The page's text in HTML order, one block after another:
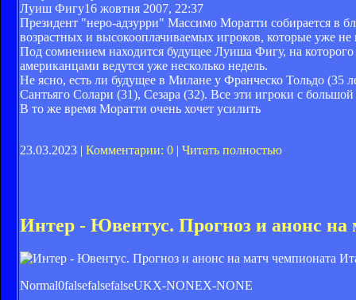
Луиш Фигу16 жовтня 2007, 22:37
Президент "неро-адзурри" Массимо Моратти собирается в
возрастных и высокооплачиваемых игроков, которые уже
Под сомнением находится будущее Луиша Фигу, на
американцами ведутся уже несколько недель.
Не ясно, есть ли будущее в Милане у Франческо Тольдо (35
Сантьяго Солари (31), Сезара (32). Все эти игроки с
В то же время Моратти очень хочет усилить
23.03.2023 | Комментарии: 0 | Читать полностью
Интер - Ювентус. Прогноз и анонс на
Normal0falsefalsefalseUKX-NONEX-NONE